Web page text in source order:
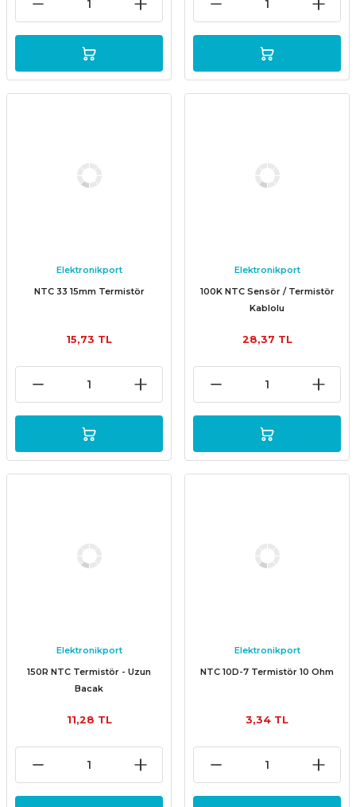
Elektronikport
NTC 33 15mm Termistör
15,73 TL
Elektronikport
100K NTC Sensör / Termistör
Kablolu
28,37 TL
Elektronikport
150R NTC Termistör - Uzun
Bacak
11,28 TL
Elektronikport
NTC 10D-7 Termistör 10 Ohm
3,34 TL